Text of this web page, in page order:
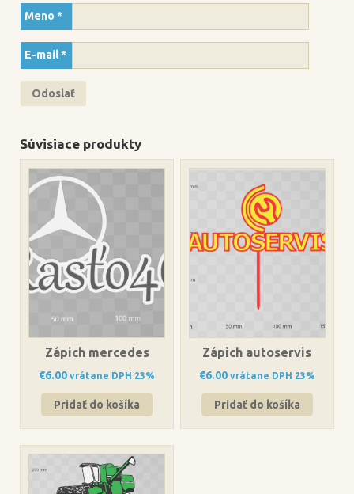
Meno *
E-mail*
Súvisiace produkty
Zápich mercedes
€6.00 vrátane DPH 23%
Pridať do košíka
Zápich autoservis
€6.00 vrátane DPH 23%
Pridať do košíka